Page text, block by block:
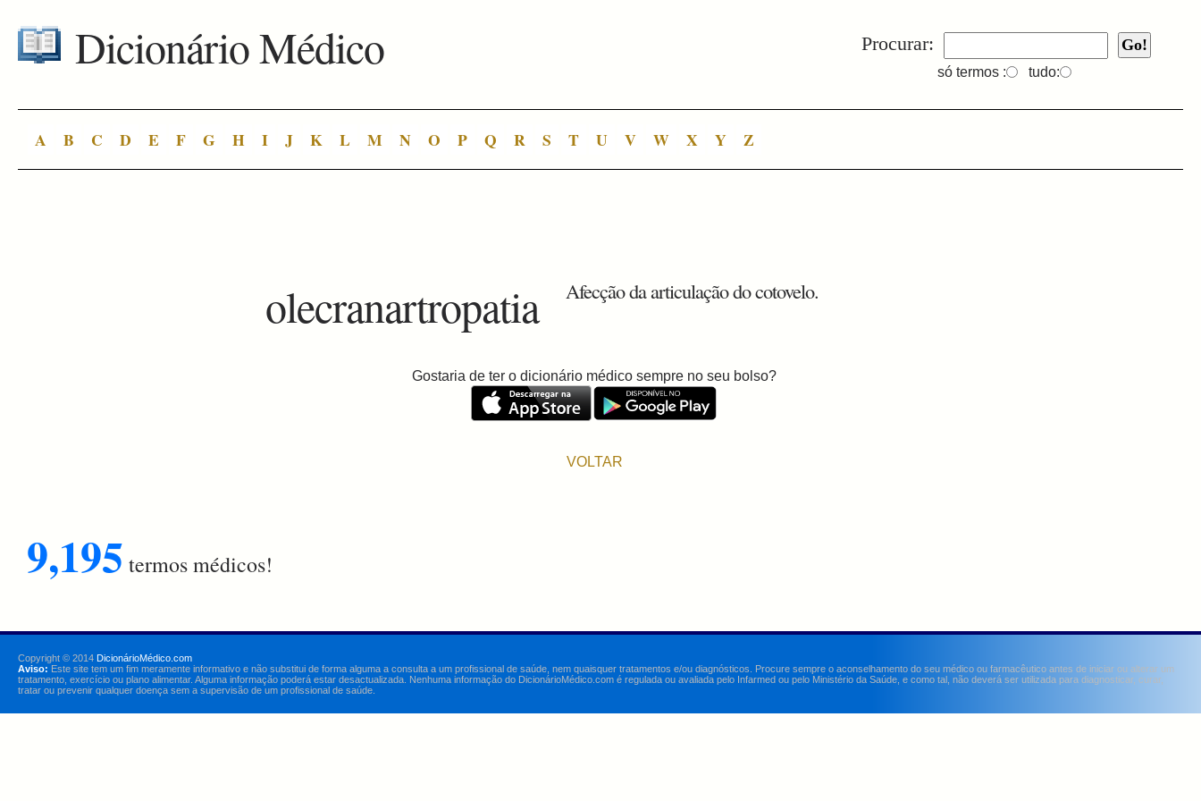
Procurar:
só termos : tudo:
Dicionário Médico
A B C D E F G H I J K L M N O P Q R S T U V W X Y Z
olecranartropatia Afecção da articulação do cotovelo.
Gostaria de ter o dicionário médico sempre no seu bolso?
VOLTAR
9,195 termos médicos!
Copyright © 2014 DicionárioMédico.com
Aviso: Este site tem um fim meramente informativo e não substitui de forma alguma a consulta a um profissional de saúde, nem quaisquer tratamentos e/ou diagnósticos. Procure sempre o aconselhamento do seu médico ou farmacêutico antes de iniciar ou alterar um
tratamento, exercício ou plano alimentar. Alguma informação poderá estar desactualizada. Nenhuma informação do DicionárioMédico.com é regulada ou avaliada pelo Infarmed ou pelo Ministério da Saúde, e como tal, não deverá ser utilizada para diagnosticar, curar,
tratar ou prevenir qualquer doença sem a supervisão de um profissional de saúde.